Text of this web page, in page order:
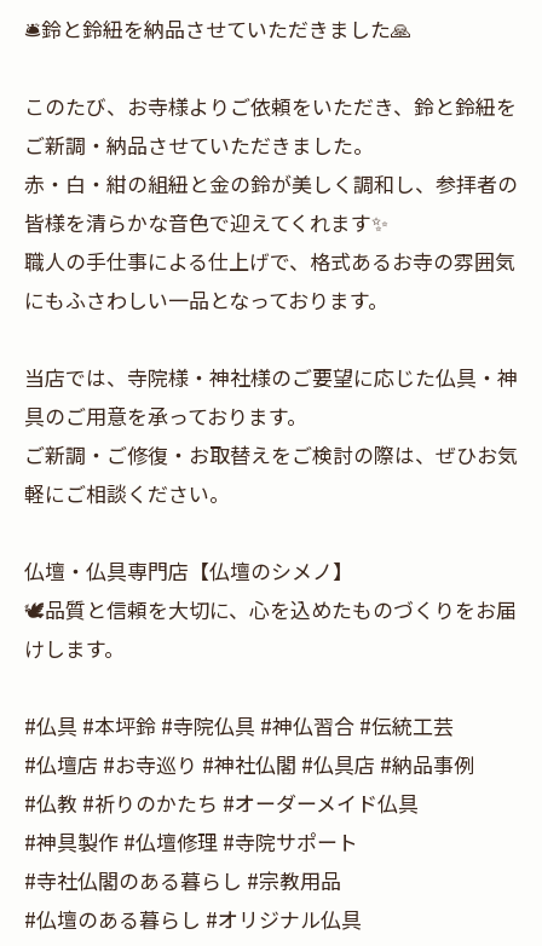
🛎️鈴と鈴紐を納品させていただきました🙏
このたび、お寺様よりご依頼をいただき、鈴と鈴紐を
ご新調・納品させていただきました。
赤・白・紺の組紐と金の鈴が美しく調和し、参拝者の
皆様を清らかな音色で迎えてくれます✨
職人の手仕事による仕上げで、格式あるお寺の雰囲気
にもふさわしい一品となっております。
当店では、寺院様・神社様のご要望に応じた仏具・神
具のご用意を承っております。
ご新調・ご修復・お取替えをご検討の際は、ぜひお気
軽にご相談ください。
仏壇・仏具専門店【仏壇のシメノ】
🕊️品質と信頼を大切に、心を込めたものづくりをお届
けします。
#仏具 #本坪鈴 #寺院仏具 #神仏習合 #伝統工芸
#仏壇店 #お寺巡り #神社仏閣 #仏具店 #納品事例
#仏教 #祈りのかたち #オーダーメイド仏具
#神具製作 #仏壇修理 #寺院サポート
#寺社仏閣のある暮らし #宗教用品
#仏壇のある暮らし #オリジナル仏具